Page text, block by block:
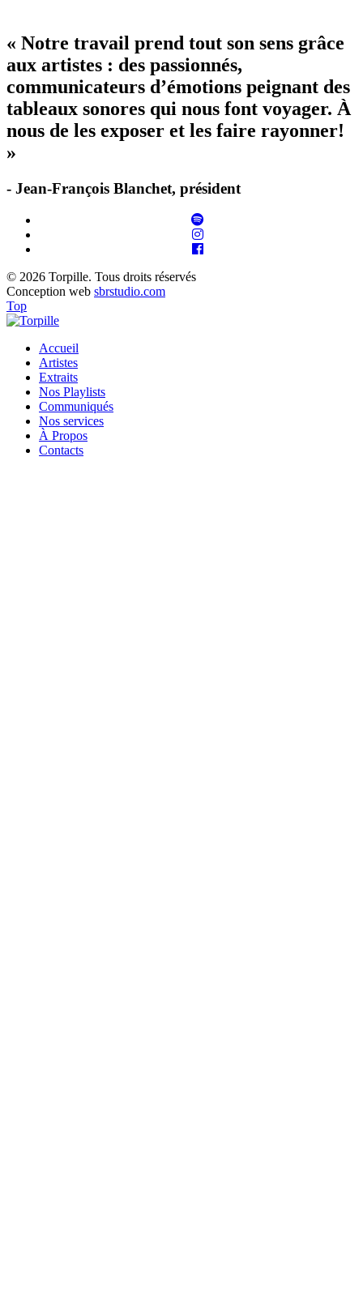
« Notre travail prend tout son sens grâce
aux artistes : des passionnés,
communicateurs d’émotions peignant des
tableaux sonores qui nous font voyager. À
nous de les exposer et les faire rayonner!
»
- Jean-François Blanchet, président
© 2026 Torpille. Tous droits réservés
Conception web sbrstudio.com
Top
Accueil
Artistes
Extraits
Nos Playlists
Communiqués
Nos services
À Propos
Contacts